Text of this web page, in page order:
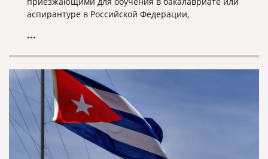
аспирантуре в Российской Федерации,
легально трудоустроиться, не создавая при этом
...